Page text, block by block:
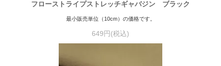
フローストライプストレッチギャバジン ブラック
最小販売単位（10cm）の価格です。
649円(税込)